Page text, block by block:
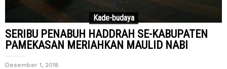
Kade-budaya
SERIBU PENABUH HADDRAH SE-KABUPATEN
PAMEKASAN MERIAHKAN MAULID NABI
Desember 1, 2018